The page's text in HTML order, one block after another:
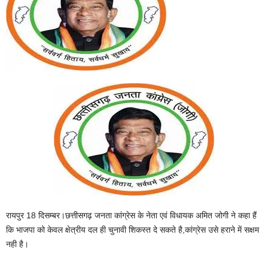
रायपुर 18 दिसम्बर।छत्तीसगढ़ जनता कांग्रेस के नेता एवं विधायक अमित जोगी ने कहा हैं
कि भाजपा को केवल क्षेत्रीय दल ही चुनावी शिकस्त दे सकते है,कांग्रेस उसे हराने में सक्षम
नही है।